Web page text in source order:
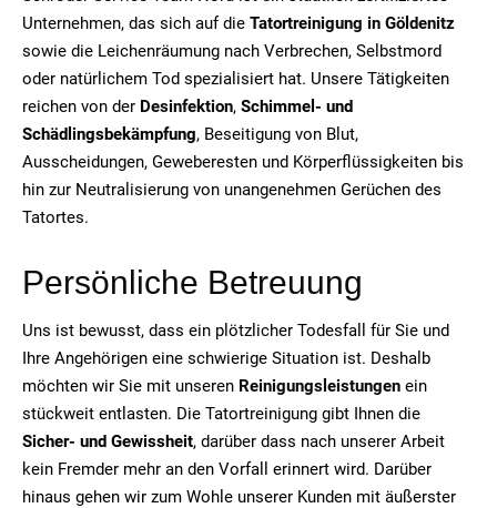
Unternehmen, das sich auf die Tatortreinigung in Göldenitz
sowie die Leichenräumung nach Verbrechen, Selbstmord
oder natürlichem Tod spezialisiert hat. Unsere Tätigkeiten
reichen von der Desinfektion, Schimmel- und
Schädlingsbekämpfung, Beseitigung von Blut,
Ausscheidungen, Geweberesten und Körperflüssigkeiten bis
hin zur Neutralisierung von unangenehmen Gerüchen des
Tatortes.
Persönliche Betreuung
Uns ist bewusst, dass ein plötzlicher Todesfall für Sie und
Ihre Angehörigen eine schwierige Situation ist. Deshalb
möchten wir Sie mit unseren Reinigungsleistungen ein
stückweit entlasten. Die Tatortreinigung gibt Ihnen die
Sicher- und Gewissheit, darüber dass nach unserer Arbeit
kein Fremder mehr an den Vorfall erinnert wird. Darüber
hinaus gehen wir zum Wohle unserer Kunden mit äußerster